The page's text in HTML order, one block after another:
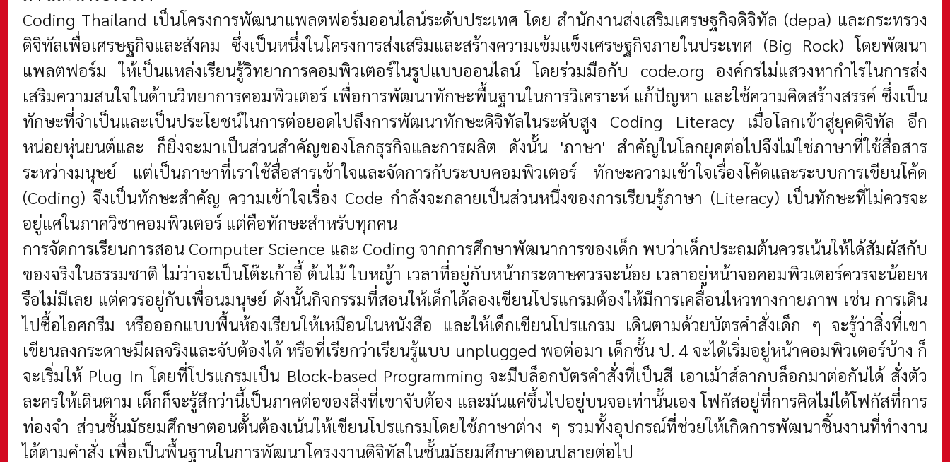
Coding Thailand เป็นโครงการพัฒนาแพลตฟอร์มออนไลน์ระดับประเทศ โดย สำนักงานส่งเสริมเศรษฐกิจดิจิทัล (depa) และกระทรวง
ดิจิทัลเพื่อเศรษฐกิจและสังคม ซึ่งเป็นหนึ่งในโครงการส่งเสริมและสร้างความเข้มแข็งเศรษฐกิจภายในประเทศ (Big Rock) โดยพัฒนา
แพลตฟอร์ม ให้เป็นแหล่งเรียนรู้วิทยาการคอมพิวเตอร์ในรูปแบบออนไลน์ โดยร่วมมือกับ code.org องค์กรไม่แสวงหากำไรในการส่ง
เสริมความสนใจในด้านวิทยาการคอมพิวเตอร์ เพื่อการพัฒนาทักษะพื้นฐานในการวิเคราะห์ แก้ปัญหา และใช้ความคิดสร้างสรรค์ ซึ่งเป็น
ทักษะที่จำเป็นและเป็นประโยชน์ในการต่อยอดไปถึงการพัฒนาทักษะดิจิทัลในระดับสูง Coding Literacy เมื่อโลกเข้าสู่ยุคดิจิทัล อีก
หน่อยหุ่นยนต์และ ก็ยิ่งจะมาเป็นส่วนสำคัญของโลกธุรกิจและการผลิต ดังนั้น 'ภาษา' สำคัญในโลกยุคต่อไปจึงไม่ใช่ภาษาที่ใช้สื่อสาร
ระหว่างมนุษย์ แต่เป็นภาษาที่เราใช้สื่อสารเข้าใจและจัดการกับระบบคอมพิวเตอร์ ทักษะความเข้าใจเรื่องโค้ดและระบบการเขียนโค้ด
(Coding) จึงเป็นทักษะสำคัญ ความเข้าใจเรื่อง Code กำลังจะกลายเป็นส่วนหนึ่งของการเรียนรู้ภาษา (Literacy) เป็นทักษะที่ไม่ควรจะ
อยู่แศในภาควิชาคอมพิวเตอร์ แต่คือทักษะสำหรับทุกคน
การจัดการเรียนการสอน Computer Science และ Coding จากการศึกษาพัฒนาการของเด็ก พบว่าเด็กประถมต้นควรเน้นให้ได้สัมผัสกับ
ของจริงในธรรมชาติ ไม่ว่าจะเป็นโต๊ะเก้าอี้ ต้นไม้ ใบหญ้า เวลาที่อยู่กับหน้ากระดาษควรจะน้อย เวลาอยู่หน้าจอคอมพิวเตอร์ควรจะน้อยห
รือไม่มีเลย แต่ควรอยู่กับเพื่อนมนุษย์ ดังนั้นกิจกรรมที่สอนให้เด็กได้ลองเขียนโปรแกรมต้องให้มีการเคลื่อนไหวทางกายภาพ เช่น การเดิน
ไปซื้อไอศกรีม หรือออกแบบพื้นห้องเรียนให้เหมือนในหนังสือ และให้เด็กเขียนโปรแกรม เดินตามด้วยบัตรคำสั่งเด็ก ๆ จะรู้ว่าสิ่งที่เขา
เขียนลงกระดาษมีผลจริงและจับต้องได้ หรือที่เรียกว่าเรียนรู้แบบ unplugged พอต่อมา เด็กชั้น ป. 4 จะได้เริ่มอยู่หน้าคอมพิวเตอร์บ้าง ก็
จะเริ่มให้ Plug In โดยที่โปรแกรมเป็น Block-based Programming จะมีบล็อกบัตรคำสั่งที่เป็นสี เอาเม้าส์ลากบล็อกมาต่อกันได้ สั่งตัว
ละครให้เดินตาม เด็กก็จะรู้สึกว่านี้เป็นภาคต่อของสิ่งที่เขาจับต้อง และมันแค่ขึ้นไปอยู่บนจอเท่านั้นเอง โฟกัสอยู่ที่การคิดไม่ได้โฟกัสที่การ
ท่องจำ ส่วนชั้นมัธยมศึกษาตอนตั้นต้องเน้นให้เขียนโปรแกรมโดยใช้ภาษาต่าง ๆ รวมทั้งอุปกรณ์ที่ช่วยให้เกิดการพัฒนาชิ้นงานที่ทำงาน
ได้ตามคำสั่ง เพื่อเป็นพื้นฐานในการพัฒนาโครงงานดิจิทัลในชั้นมัธยมศึกษาตอนปลายต่อไป